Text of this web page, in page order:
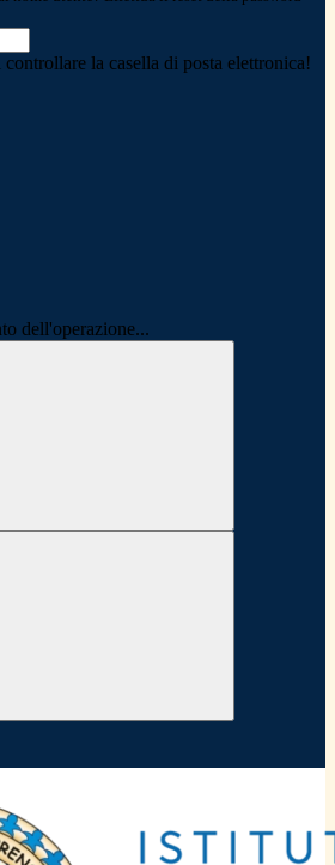
la casella di posta elettronica!
dell'operazione...